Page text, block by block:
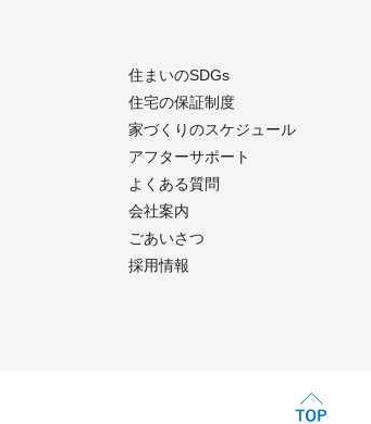
住まいのSDGs
住宅の保証制度
家づくりのスケジュール
アフターサポート
よくある質問
会社案内
ごあいさつ
採用情報